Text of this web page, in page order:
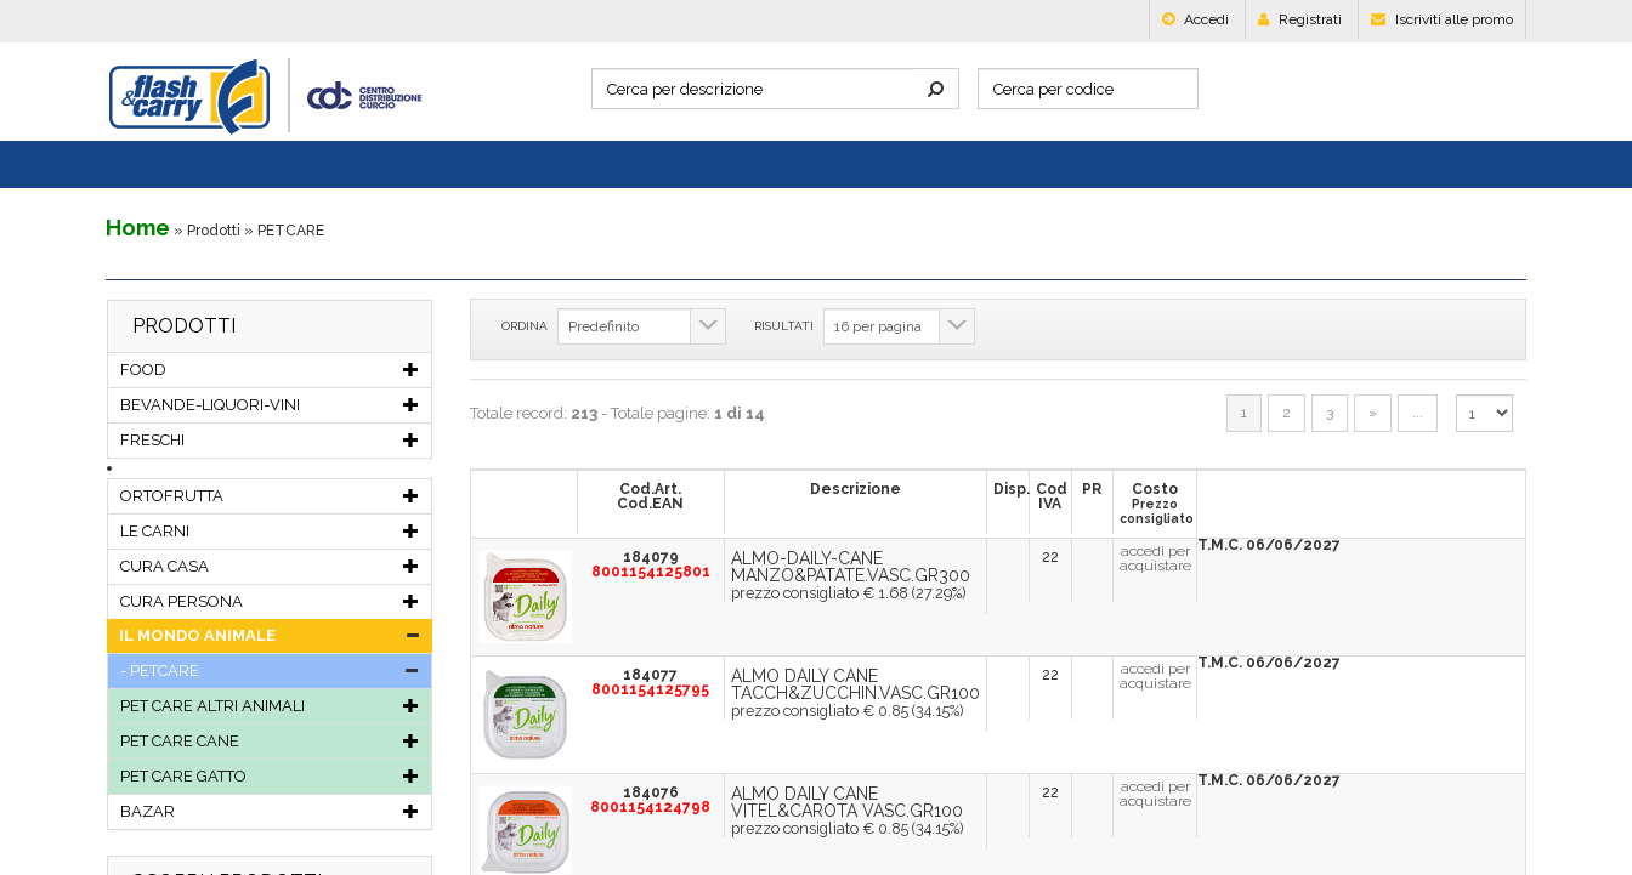
Accedi Registrati Iscriviti alle promo
Home » Prodotti » PETCARE
PRODOTTI
FOOD
BEVANDE-LIQUORI-VINI
FRESCHI
ORTOFRUTTA
LE CARNI
CURA CASA
CURA PERSONA
IL MONDO ANIMALE
PETCARE
PET CARE ALTRI ANIMALI
PET CARE CANE
PET CARE GATTO
BAZAR
ORDINA RISULTATI
Totale record: 213 - Totale pagine: 1 di 14 1 2 3 » ...
Cod.Art.
Cod.EAN
Descrizione Disp. Cod
IVA
PR Costo
Prezzo
consigliato
184079
8001154125801
ALMO-DAILY-CANE
MANZO&PATATE.VASC.GR300
prezzo consigliato € 1.68 (27.29%)
22
accedi per
acquistare
T.M.C. 06/06/2027
184077
8001154125795
ALMO DAILY CANE
TACCH&ZUCCHIN.VASC.GR100
prezzo consigliato € 0.85 (34.15%)
22
accedi per
acquistare
T.M.C. 06/06/2027
184076
8001154124798
ALMO DAILY CANE
VITEL&CAROTA VASC.GR100
prezzo consigliato € 0.85 (34.15%)
22
accedi per
acquistare
T.M.C. 06/06/2027